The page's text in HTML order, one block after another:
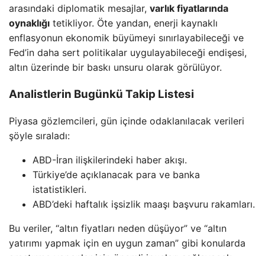
arasındaki diplomatik mesajlar, varlık fiyatlarında
oynaklığı tetikliyor. Öte yandan, enerji kaynaklı
enflasyonun ekonomik büyümeyi sınırlayabileceği ve
Fed’in daha sert politikalar uygulayabileceği endişesi,
altın üzerinde bir baskı unsuru olarak görülüyor.
Analistlerin Bugünkü Takip Listesi
Piyasa gözlemcileri, gün içinde odaklanılacak verileri
şöyle sıraladı:
ABD-İran ilişkilerindeki haber akışı.
Türkiye’de açıklanacak para ve banka
istatistikleri.
ABD’deki haftalık işsizlik maaşı başvuru rakamları.
Bu veriler, “altın fiyatları neden düşüyor” ve “altın
yatırımı yapmak için en uygun zaman” gibi konularda